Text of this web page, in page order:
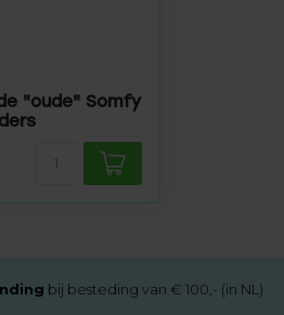
"oude" Somfy
bij besteding van € 100,- (in NL)